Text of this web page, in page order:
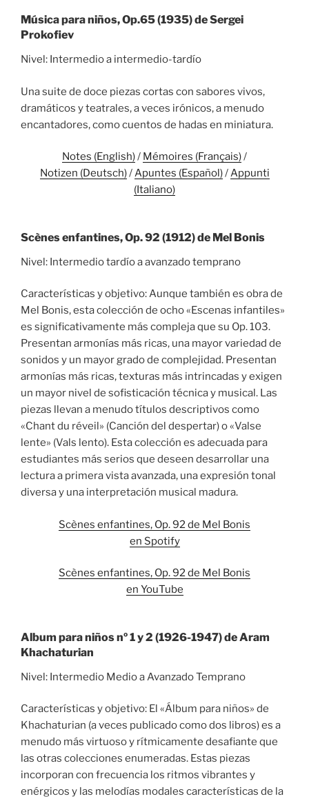
Música para niños, Op.65 (1935) de Sergei
Prokofiev
Nivel: Intermedio a intermedio-tardío
Una suite de doce piezas cortas con sabores vivos,
dramáticos y teatrales, a veces irónicos, a menudo
encantadores, como cuentos de hadas en miniatura.
Notes (English)/ Mémoires (Français)/
Notizen (Deutsch)/Apuntes (Español)/Appunti
(Italiano)
Scènes enfantines, Op. 92 (1912) de Mel Bonis
Nivel: Intermedio tardío a avanzado temprano
Características y objetivo: Aunque también es obra de
Mel Bonis, esta colección de ocho «Escenas infantiles»
es significativamente más compleja que su Op. 103.
Presentan armonías más ricas, una mayor variedad de
sonidos y un mayor grado de complejidad. Presentan
armonías más ricas, texturas más intrincadas y exigen
un mayor nivel de sofisticación técnica y musical. Las
piezas llevan a menudo títulos descriptivos como
«Chant du réveil» (Canción del despertar) o «Valse
lente» (Vals lento). Esta colección es adecuada para
estudiantes más serios que deseen desarrollar una
lectura a primera vista avanzada, una expresión tonal
diversa y una interpretación musical madura.
Scènes enfantines, Op. 92 de Mel Bonis
en Spotify
Scènes enfantines, Op. 92 de Mel Bonis
en YouTube
Album para niños nº 1 y 2 (1926-1947) de Aram
Khachaturian
Nivel: Intermedio Medio a Avanzado Temprano
Características y objetivo: El «Álbum para niños» de
Khachaturian (a veces publicado como dos libros) es a
menudo más virtuoso y rítmicamente desafiante que
las otras colecciones enumeradas. Estas piezas
incorporan con frecuencia los ritmos vibrantes y
enérgicos y las melodías modales características de la